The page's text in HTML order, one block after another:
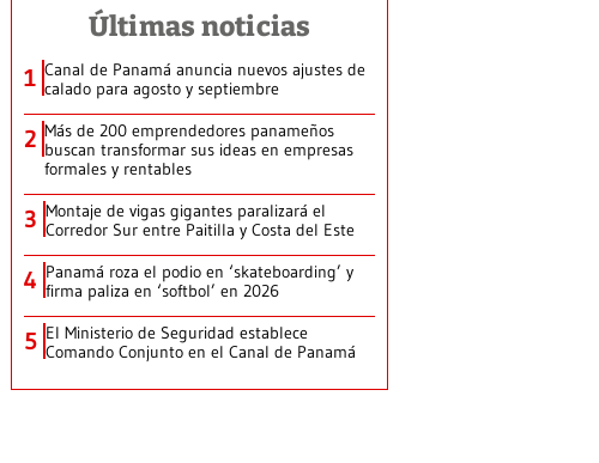
Últimas noticias
1 Canal de Panamá anuncia nuevos ajustes de
calado para agosto y septiembre
2 Más de 200 emprendedores panameños
buscan transformar sus ideas en empresas
formales y rentables
3 Montaje de vigas gigantes paralizará el
Corredor Sur entre Paitilla y Costa del Este
4 Panamá roza el podio en ‘skateboarding’ y
firma paliza en ‘softbol’ en 2026
5 El Ministerio de Seguridad establece
Comando Conjunto en el Canal de Panamá